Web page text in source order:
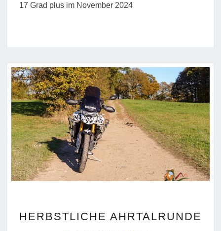
17 Grad plus im November 2024
AHRTALRUNDE
HERBSTLICHE AHRTALRUNDE